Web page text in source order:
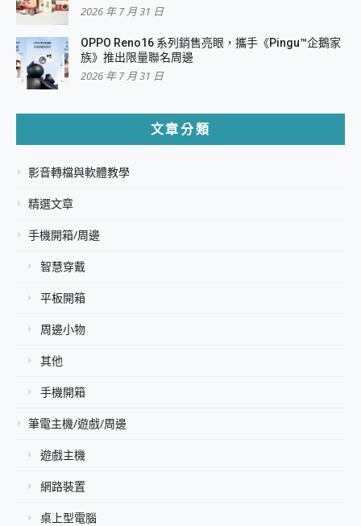
2026 年 7 月 31 日
OPPO Reno16 系列銷售亮眼，攜手《Pingu™企鵝家
族》推出限量聯名周邊
2026 年 7 月 31 日
文章分類
影音轉檔與軟體教學
精選文章
手機開箱/周邊
智慧穿戴
平板開箱
周邊小物
其他
手機開箱
筆電主機/遊戲/周邊
遊戲主機
網路裝置
桌上型電腦